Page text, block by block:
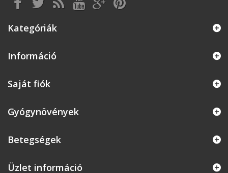
Kategóriák
Információ
Saját fiók
Gyógynövények
Betegségek
Üzlet információ